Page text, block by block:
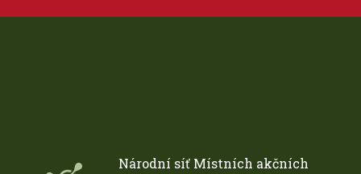
Národní síť Místních akčních